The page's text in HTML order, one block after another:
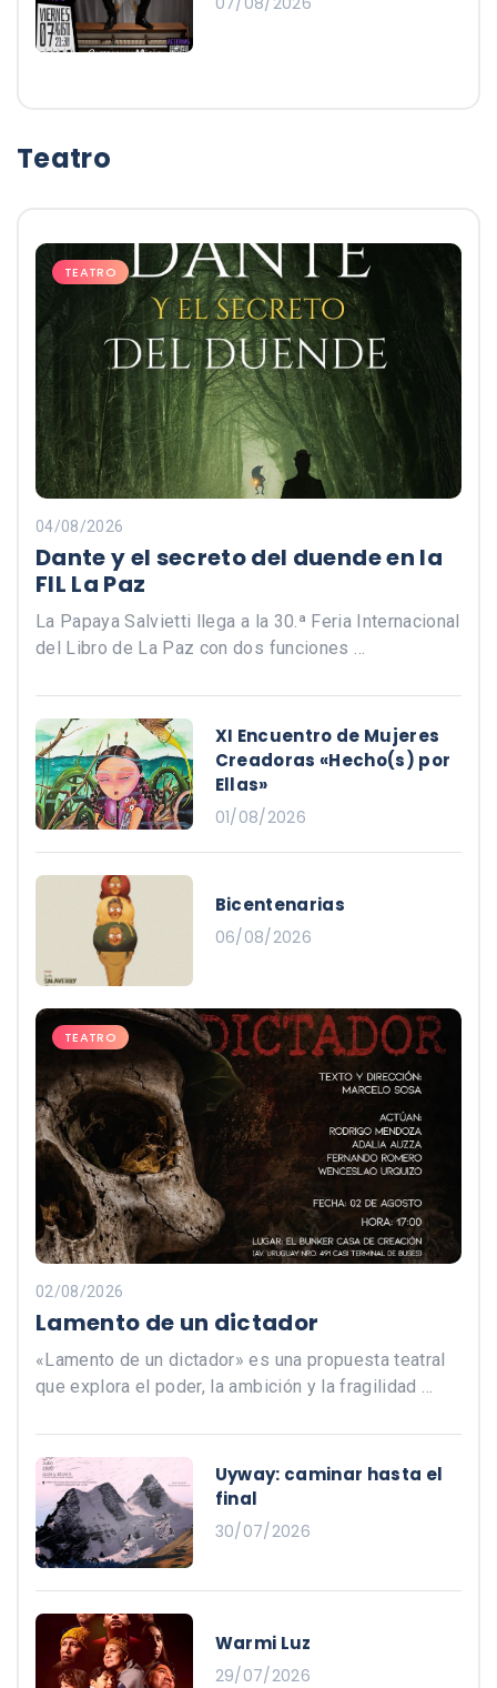
Teatro
TEATRO
04/08/2026
Dante y el secreto del duende en la
FIL La Paz
La Papaya Salvietti llega a la 30.ª Feria Internacional
del Libro de La Paz con dos funciones …
XI Encuentro de Mujeres
Creadoras «Hecho(s) por
Ellas»
01/08/2026
Bicentenarias
06/08/2026
TEATRO
02/08/2026
Lamento de un dictador
«Lamento de un dictador» es una propuesta teatral
que explora el poder, la ambición y la fragilidad …
Uyway: caminar hasta el
final
30/07/2026
Warmi Luz
29/07/2026